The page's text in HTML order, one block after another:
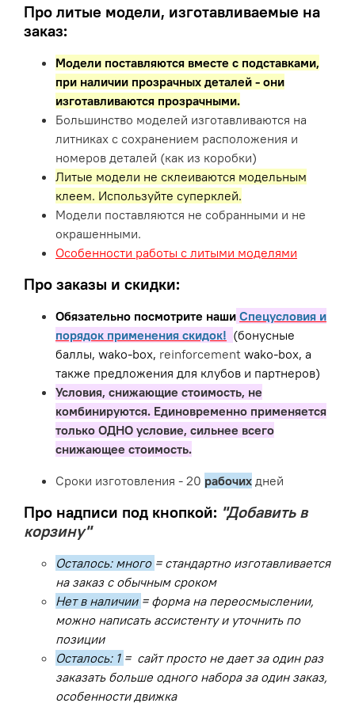
Про литые модели, изготавливаемые на
заказ:
Модели поставляются вместе с подставками,
при наличии прозрачных деталей - они
изготавливаются прозрачными.
Большинство моделей изготавливаются на
литниках с сохранением расположения и
номеров деталей (как из коробки)
Литые модели не склеиваются модельным
клеем. Используйте суперклей.
Модели поставляются не собранными и не
окрашенными.
Особенности работы с литыми моделями
Про заказы и скидки:
Обязательно посмотрите наши Спецусловия и
порядок применения скидок! (бонусные
баллы, wako-box, reinforcement wako-box, а
также предложения для клубов и партнеров)
Условия, снижающие стоимость, не
комбинируются. Единовременно применяется
только ОДНО условие, сильнее всего
снижающее стоимость.
Сроки изготовления - 20 рабочих дней
Про надписи под кнопкой: "Добавить в
корзину"
Осталось: много = стандартно изготавливается
на заказ с обычным сроком
Нет в наличии = форма на переосмыслении,
можно написать ассистенту и уточнить по
позиции
Осталось: 1 = сайт просто не дает за один раз
заказать больше одного набора за один заказ,
особенности движка